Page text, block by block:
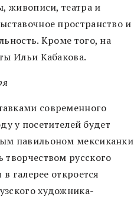
живописи, театра и
пространство и
Кроме того, на
Ильи Кабакова.
современного
у посетителей будет
павильоном мексиканки
русского
галерее откроется
художника-